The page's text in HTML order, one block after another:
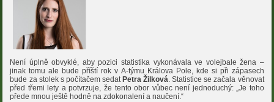
Není úplně obvyklé, aby pozici statistika vykonávala ve volejbale žena –
jinak tomu ale bude příští rok v A-týmu Králova Pole, kde si při zápasech
bude za stolek s počítačem sedat Petra Žilková. Statistice se začala věnovat
před třemi lety a potvrzuje, že tento obor vůbec není jednoduchý: „Je toho
přede mnou ještě hodně na zdokonalení a naučení.“